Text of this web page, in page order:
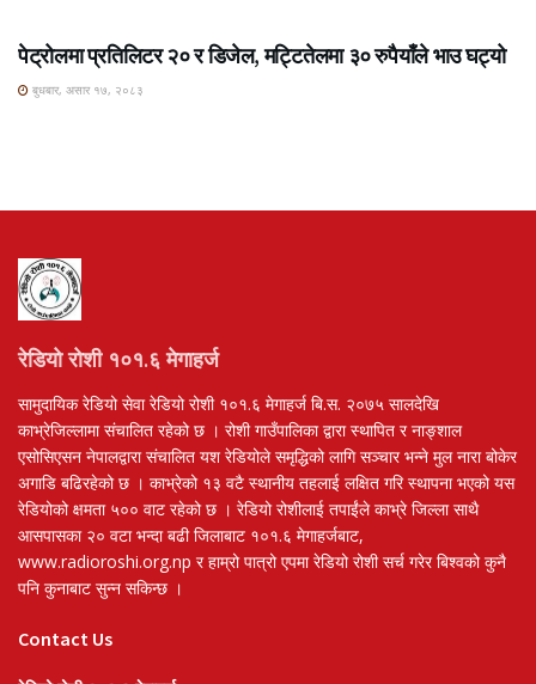
पेट्रोलमा प्रतिलिटर २० र डिजेल, मट्टितेलमा ३० रुपैयाँले भाउ घट्यो
बुधबार, असार १७, २०८३
रेडियो रोशी १०१.६ मेगाहर्ज
सामुदायिक रेडियो सेवा रेडियो रोशी १०१.६ मेगाहर्ज बि.स. २०७५ सालदेखि
काभ्रेजिल्लामा संचालित रहेको छ । रोशी गाउँपालिका द्वारा स्थापित र नाङ्शाल
एसोसिएसन नेपालद्वारा संचालित यश रेडियोले समृद्धिको लागि सञ्चार भन्ने मुल नारा बोकेर
अगाडि बढिरहेको छ । काभ्रेको १३ वटै स्थानीय तहलाई लक्षित गरि स्थापना भएको यस
रेडियोको क्षमता ५०० वाट रहेको छ । रेडियो रोशीलाई तपाईंले काभ्रे जिल्ला साथै
आसपासका २० वटा भन्दा बढी जिलाबाट १०१.६ मेगाहर्जबाट,
www.radioroshi.org.np र हाम्रो पात्रो एपमा रेडियो रोशी सर्च गरेर बिश्वको कुनै
पनि कुनाबाट सुन्न सकिन्छ ।
Contact Us